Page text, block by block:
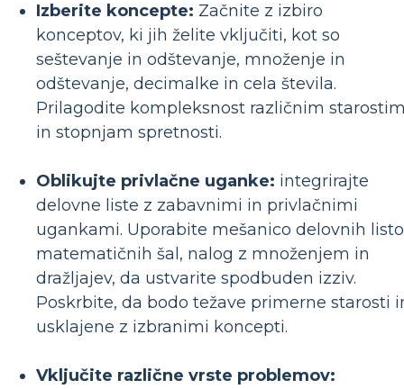
Izberite koncepte: Začnite z izbiro
konceptov, ki jih želite vključiti, kot so
seštevanje in odštevanje, množenje in
odštevanje, decimalke in cela števila.
Prilagodite kompleksnost različnim
in stopnjam spretnosti.
Oblikujte privlačne uganke: integrirajte
delovne liste z zabavnimi in privlačnimi
ugankami. Uporabite mešanico delovnih
matematičnih šal, nalog z množenjem in
dražljajev, da ustvarite spodbuden izziv.
Poskrbite, da bodo težave primerne starosti
usklajene z izbranimi koncepti.
Vključite različne vrste problemov: